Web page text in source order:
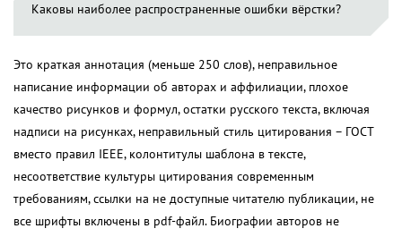
Каковы наиболее распространенные ошибки вёрстки?
Это краткая аннотация (меньше 250 слов), неправильное
написание информации об авторах и аффилиации, плохое
качество рисунков и формул, остатки русского текста, включая
надписи на рисунках, неправильный стиль цитирования – ГОСТ
вместо правил IEEE, колонтитулы шаблона в тексте,
несоответствие культуры цитирования современным
требованиям, ссылки на не доступные читателю публикации, не
все шрифты включены в pdf-файл. Биографии авторов не